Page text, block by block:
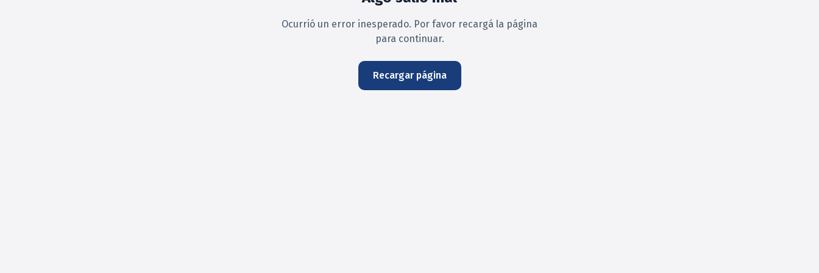
Ocurrió un error inesperado. Por favor recargá la página
para continuar.
Recargar página